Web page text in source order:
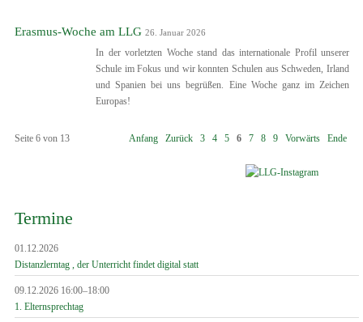
Erasmus-Woche am LLG 26. Januar 2026
In der vorletzten Woche stand das internationale Profil unserer
Schule im Fokus und wir konnten Schulen aus Schweden, Irland
und Spanien bei uns begrüßen. Eine Woche ganz im Zeichen
Europas!
Seite 6 von 13 Anfang Zurück 3 4 5 6 7 8 9 Vorwärts Ende
Termine
01.12.2026
Distanzlerntag , der Unterricht findet digital statt
09.12.2026 16:00–18:00
1. Elternsprechtag